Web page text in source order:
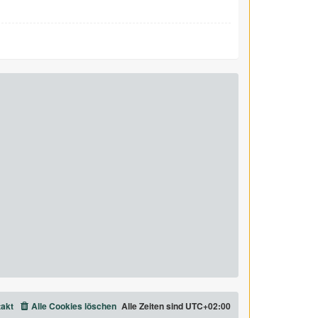
Alle Zeiten sind UTC+02:00
Alle Cookies löschen